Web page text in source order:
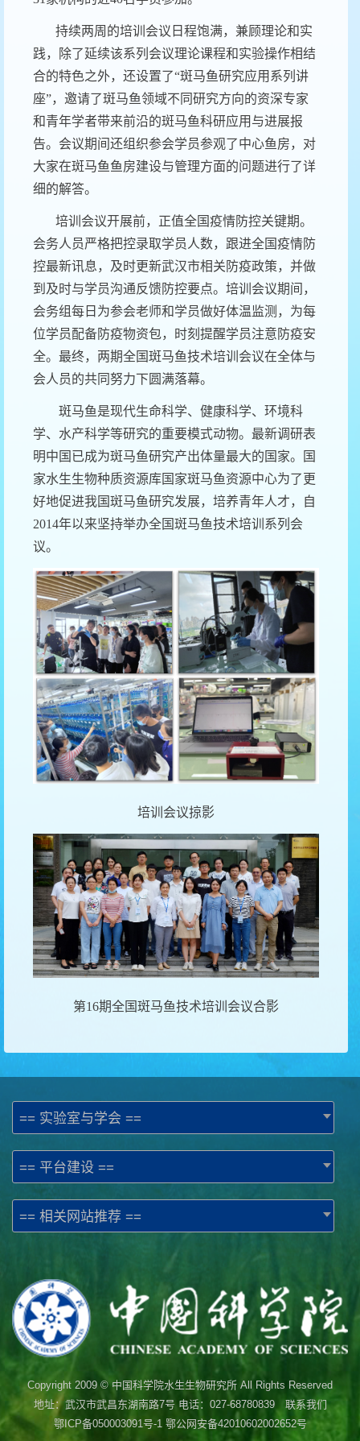
持续两周的培训会议日程饱满，兼顾理论和实
践，除了延续该系列会议理论课程和实验操作相结
合的特色之外，还设置了“斑马鱼研究应用系列讲
座”，邀请了斑马鱼领域不同研究方向的资深专家
和青年学者带来前沿的斑马鱼科研应用与进展报
告。会议期间还组织参会学员参观了中心鱼房，对
大家在斑马鱼鱼房建设与管理方面的问题进行了详
细的解答。
培训会议开展前，正值全国疫情防控关键期。
会务人员严格把控录取学员人数，跟进全国疫情防
控最新讯息，及时更新武汉市相关防疫政策，并做
到及时与学员沟通反馈防控要点。培训会议期间，
会务组每日为参会老师和学员做好体温监测，为每
位学员配备防疫物资包，时刻提醒学员注意防疫安
全。最终，两期全国斑马鱼技术培训会议在全体与
会人员的共同努力下圆满落幕。
斑马鱼是现代生命科学、健康科学、环境科
学、水产科学等研究的重要模式动物。最新调研表
明中国已成为斑马鱼研究产出体量最大的国家。国
家水生生物种质资源库国家斑马鱼资源中心为了更
好地促进我国斑马鱼研究发展，培养青年人才，自
2014年以来坚持举办全国斑马鱼技术培训系列会
议。
培训会议掠影
第16期全国斑马鱼技术培训会议合影
== 实验室与学会 ==
== 平台建设 ==
== 相关网站推荐 ==
Copyright 2009 © 中国科学院水生生物研究所 All Rights Reserved
地址：武汉市武昌东湖南路7号 电话：027-68780839 联系我们
鄂ICP备050003091号-1鄂公网安备42010602002652号